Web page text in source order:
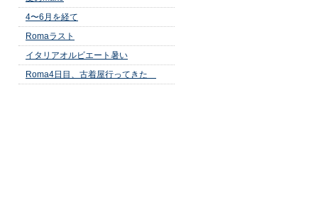
4〜6月を経て
Romaラスト
イタリアオルビエート暑い
Roma4日目、古着屋行ってきた